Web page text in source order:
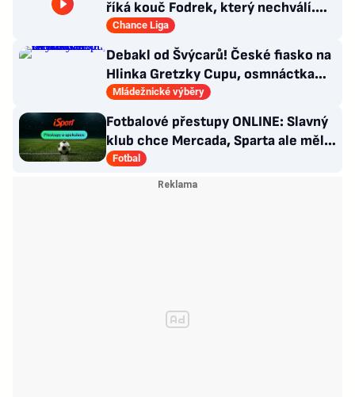
říká kouč Fodrek, který nechválí.
Bořil? Nic vážného
Chance Liga
Debakl od Švýcarů! České fiasko na
Hlinka Gretzky Cupu, osmnáctka
skončila šestá
Mládežnické výběry
Fotbalové přestupy ONLINE: Slavný
klub chce Mercada, Sparta ale měla
nabídku odmítnout
Fotbal